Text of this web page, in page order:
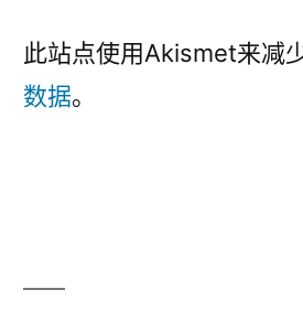
此站点使用Akismet来减
数据。